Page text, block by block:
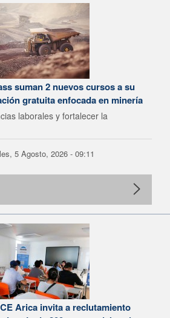
suman 2 nuevos cursos a su
gratuita enfocada en minería
laborales y fortalecer la
5 Agosto, 2026 - 09:11
Arica invita a reclutamiento